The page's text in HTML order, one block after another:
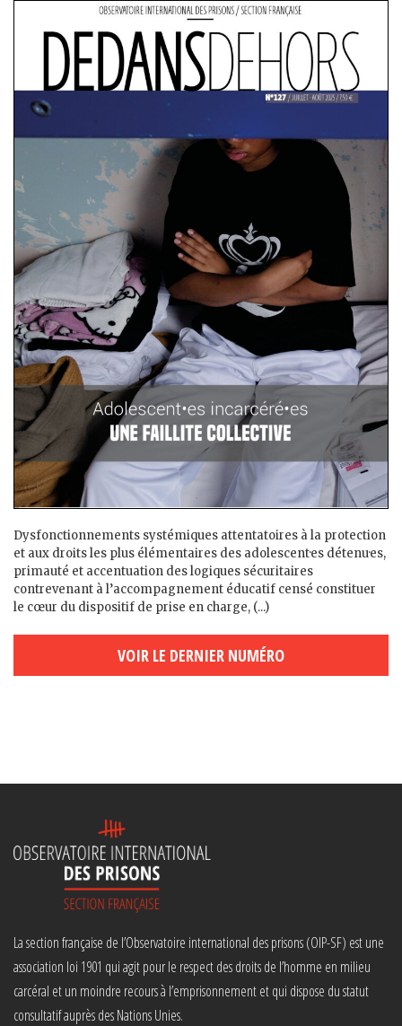
Dysfonctionnements systémiques attentatoires à la protection
et aux droits les plus élémentaires des adolescent·es détenu·es,
primauté et accentuation des logiques sécuritaires
contrevenant à l’accompagnement éducatif censé constituer
le cœur du dispositif de prise en charge, (...)
VOIR LE DERNIER NUMÉRO
La section française de l’Observatoire international des prisons (OIP-SF) est une
association loi 1901 qui agit pour le respect des droits de l’homme en milieu
carcéral et un moindre recours à l’emprisonnement et qui dispose du statut
consultatif auprès des Nations Unies.